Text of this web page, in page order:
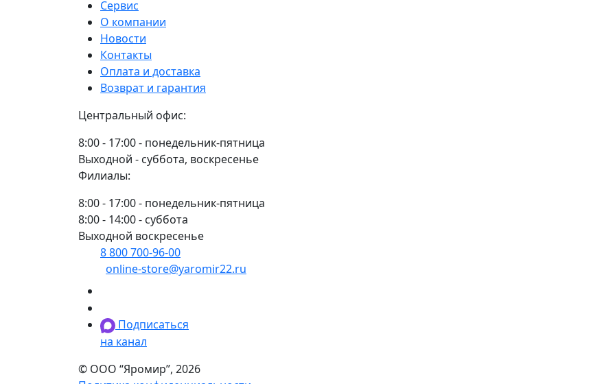
Сервис
О компании
Новости
Контакты
Оплата и доставка
Возврат и гарантия
Центральный офис:
8:00 - 17:00 - понедельник-пятница
Выходной - суббота, воскресенье
Филиалы:
8:00 - 17:00 - понедельник-пятница
8:00 - 14:00 - суббота
Выходной воскресенье
8 800 700-96-00
online-store@yaromir22.ru
Подписаться
на канал
© ООО “Яромир”, 2026